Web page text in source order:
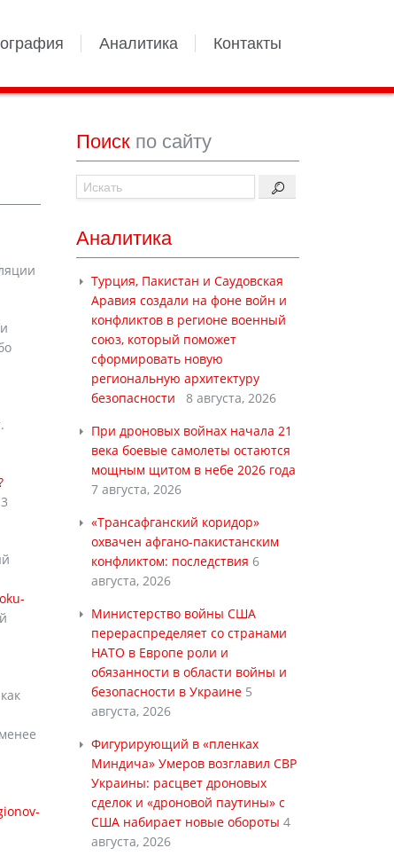
Аналитика Контакты
Поиск по сайту
Аналитика
Турция, Пакистан и Саудовская
Аравия создали на фоне войн и
конфликтов в регионе военный
союз, который поможет
сформировать новую
региональную архитектуру
безопасности
8 августа, 2026
При дроновых войнах начала 21
века боевые самолеты остаются
мощным щитом в небе 2026 года
7 августа, 2026
«Трансафганский коридор»
охвачен афгано-пакистанским
конфликтом: последствия 6
августа, 2026
Министерство войны США
перераспределяет со странами
НАТО в Европе роли и
обязанности в области войны и
безопасности в Украине 5
августа, 2026
Фигурирующий в «пленках
Миндича» Умеров возглавил СВР
Украины: расцвет дроновых
сделок и «дроновой паутины» с
США набирает новые обороты 4
августа, 2026